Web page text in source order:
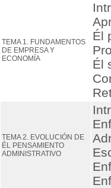
TEMA 1. FUNDAMENTOS
DE EMPRESA Y
ECONOMÍA
Él
Él
TEMA 2. EVOLUCIÓN DE
ÉL PENSAMIENTO
ADMINISTRATIVO